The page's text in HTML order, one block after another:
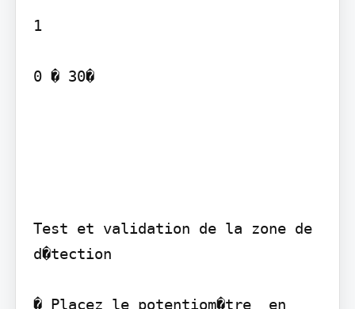
1
0 � 30�
Test et validation de la zone de
d�tection
� Placez le potentiom�tre  en